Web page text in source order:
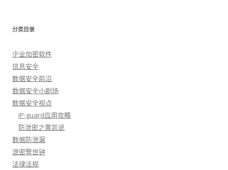
分类目录
企业加密软件
信息安全
数据安全前沿
数据安全小剧场
数据安全视点
IP-guard应用攻略
防泄密之黄凯说
数据防泄漏
泄密警世钟
法律法规